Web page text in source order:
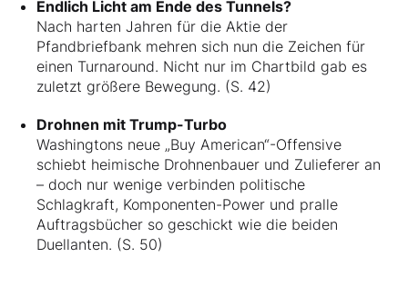
Endlich Licht am Ende des Tunnels?
Nach harten Jahren für die Aktie der
Pfandbriefbank mehren sich nun die Zeichen für
einen Turnaround. Nicht nur im Chartbild gab es
zuletzt größere Bewegung. (S. 42)
Drohnen mit Trump-Turbo
Washingtons neue „Buy American“-Offensive
schiebt heimische Drohnenbauer und Zulieferer an
– doch nur wenige verbinden politische
Schlagkraft, Komponenten-Power und pralle
Auftragsbücher so geschickt wie die beiden
Duellanten. (S. 50)